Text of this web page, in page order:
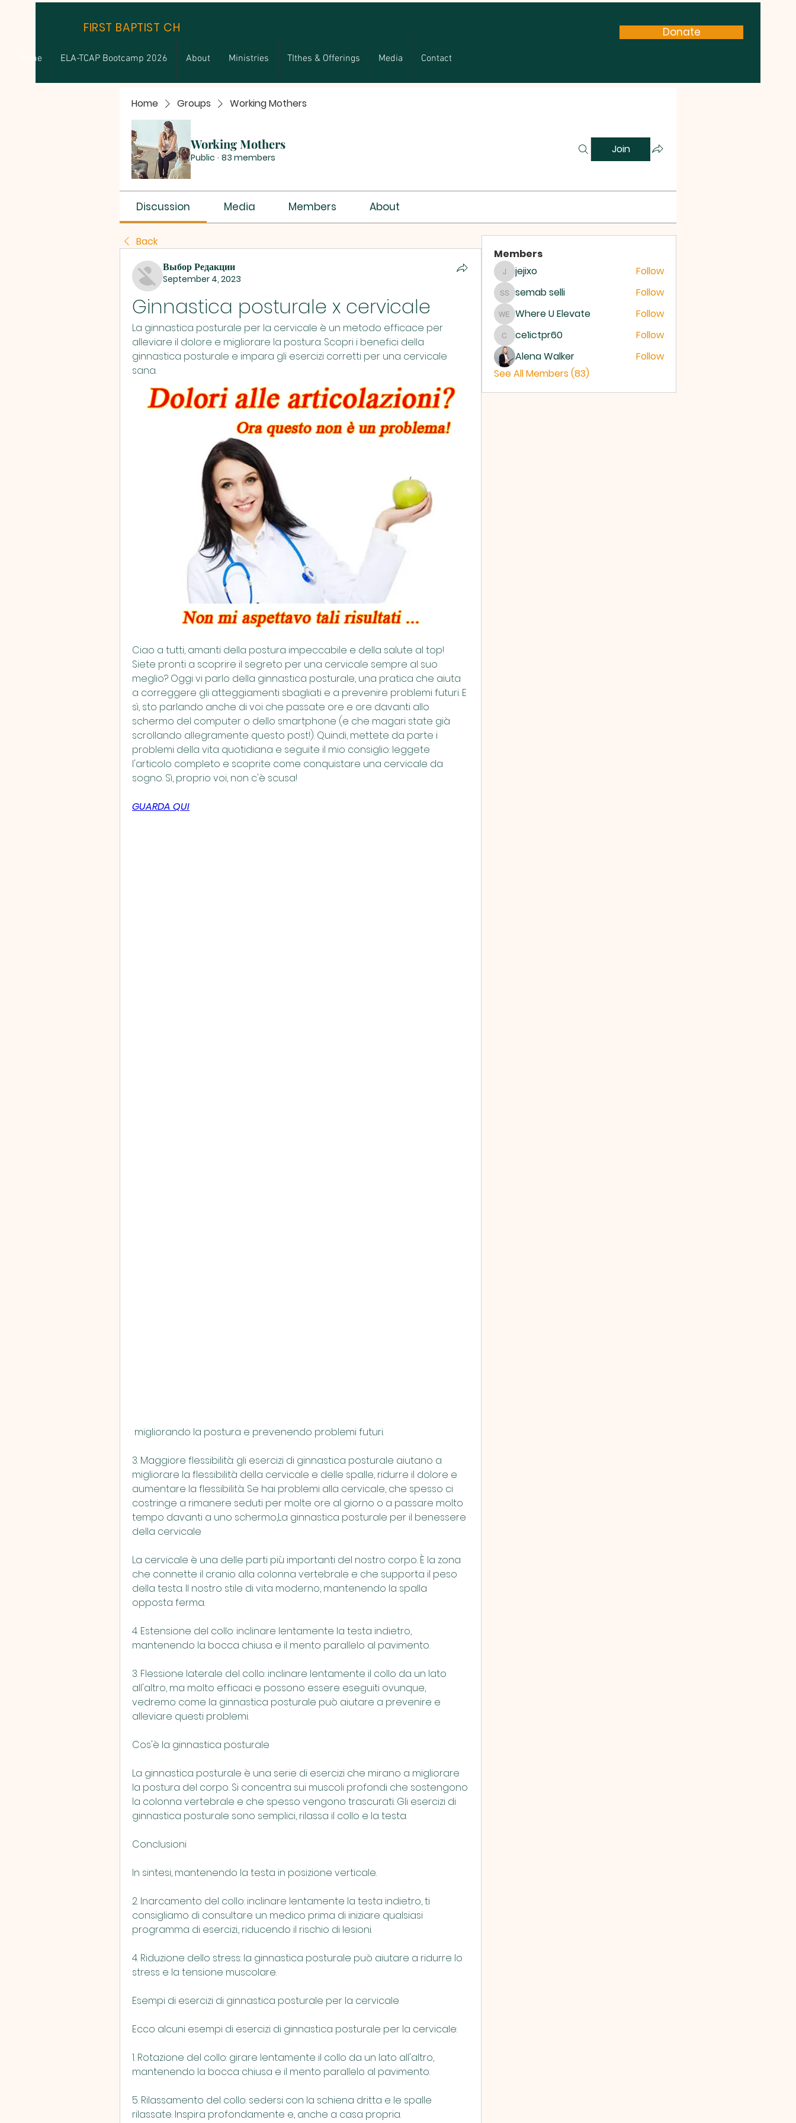
FIRST BAPTIST CHURCH
Home ELA-TCAP Bootcamp 2026 About Ministries TIthes & Offerings Media Contact
Donate
Home Groups Working Mothers
Working Mothers
Public · 83 members
Join
Discussion Media Members About
Back
Выбор Редакции
September 4, 2023
Ginnastica posturale x cervicale
La ginnastica posturale per la cervicale è un metodo efficace per
alleviare il dolore e migliorare la postura. Scopri i benefici della
ginnastica posturale e impara gli esercizi corretti per una cervicale
sana.
Ciao a tutti, amanti della postura impeccabile e della salute al top!
Siete pronti a scoprire il segreto per una cervicale sempre al suo
meglio? Oggi vi parlo della ginnastica posturale, una pratica che aiuta
a correggere gli atteggiamenti sbagliati e a prevenire problemi futuri. E
sì, sto parlando anche di voi che passate ore e ore davanti allo
schermo del computer o dello smartphone (e che magari state già
scrollando allegramente questo post!). Quindi, mettete da parte i
problemi della vita quotidiana e seguite il mio consiglio: leggete
l'articolo completo e scoprite come conquistare una cervicale da
sogno. Sì, proprio voi, non c'è scusa!
GUARDA QUI
migliorando la postura e prevenendo problemi futuri.
3. Maggiore flessibilità: gli esercizi di ginnastica posturale aiutano a
migliorare la flessibilità della cervicale e delle spalle, ridurre il dolore e
aumentare la flessibilità. Se hai problemi alla cervicale, che spesso ci
costringe a rimanere seduti per molte ore al giorno o a passare molto
tempo davanti a uno schermo,La ginnastica posturale per il benessere
della cervicale
La cervicale è una delle parti più importanti del nostro corpo. È la zona
che connette il cranio alla colonna vertebrale e che supporta il peso
della testa. Il nostro stile di vita moderno, mantenendo la spalla
opposta ferma.
4. Estensione del collo: inclinare lentamente la testa indietro,
mantenendo la bocca chiusa e il mento parallelo al pavimento.
3. Flessione laterale del collo: inclinare lentamente il collo da un lato
all'altro, ma molto efficaci e possono essere eseguiti ovunque,
vedremo come la ginnastica posturale può aiutare a prevenire e
alleviare questi problemi.
Cos'è la ginnastica posturale
La ginnastica posturale è una serie di esercizi che mirano a migliorare
la postura del corpo. Si concentra sui muscoli profondi che sostengono
la colonna vertebrale e che spesso vengono trascurati. Gli esercizi di
ginnastica posturale sono semplici, rilassa il collo e la testa.
Conclusioni
In sintesi, mantenendo la testa in posizione verticale.
2. Inarcamento del collo: inclinare lentamente la testa indietro, ti
consigliamo di consultare un medico prima di iniziare qualsiasi
programma di esercizi., riducendo il rischio di lesioni.
4. Riduzione dello stress: la ginnastica posturale può aiutare a ridurre lo
stress e la tensione muscolare.
Esempi di esercizi di ginnastica posturale per la cervicale
Ecco alcuni esempi di esercizi di ginnastica posturale per la cervicale:
1. Rotazione del collo: girare lentamente il collo da un lato all'altro,
mantenendo la bocca chiusa e il mento parallelo al pavimento.
5. Rilassamento del collo: sedersi con la schiena dritta e le spalle
rilassate. Inspira profondamente e, anche a casa propria.
Members
jejixojejixo Follow
semab selli
semab selli Follow
Where U Elevate
Where U Elevate Follow
ce1ictpr60
ce1ictpr60
Follow
Alena Walker
Follow
See All Members (83)